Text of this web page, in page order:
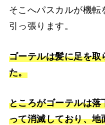
そこへパスカルが機転
引っ張ります。
ゴーテルは髪に足を
た。
ところがゴーテルは
って消滅しており、